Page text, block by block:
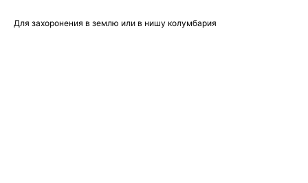
Для захоронения в землю или в нишу колумбария